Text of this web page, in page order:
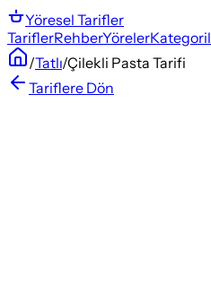
Yöresel Tarifler
TariflerRehberYöreler
/Tatlı/Çilekli Pasta Tarifi
Tariflere Dön